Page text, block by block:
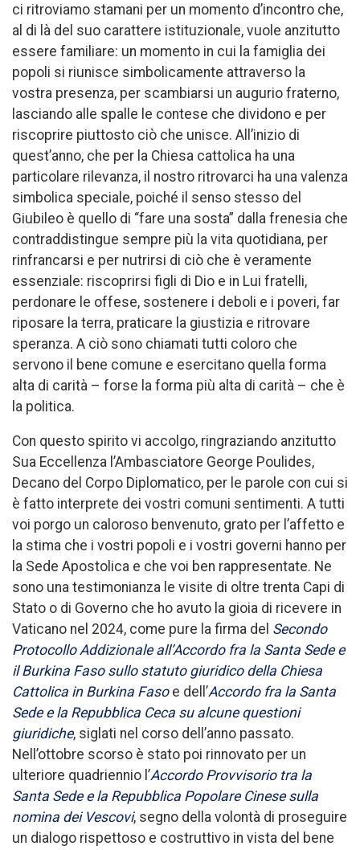
ci ritroviamo stamani per un momento d’incontro che,
al di là del suo carattere istituzionale, vuole anzitutto
essere familiare: un momento in cui la famiglia dei
popoli si riunisce simbolicamente attraverso la
vostra presenza, per scambiarsi un augurio fraterno,
lasciando alle spalle le contese che dividono e per
riscoprire piuttosto ciò che unisce. All’inizio di
quest’anno, che per la Chiesa cattolica ha una
particolare rilevanza, il nostro ritrovarci ha una valenza
simbolica speciale, poiché il senso stesso del
Giubileo è quello di “fare una sosta” dalla frenesia che
contraddistingue sempre più la vita quotidiana, per
rinfrancarsi e per nutrirsi di ciò che è veramente
essenziale: riscoprirsi figli di Dio e in Lui fratelli,
perdonare le offese, sostenere i deboli e i poveri, far
riposare la terra, praticare la giustizia e ritrovare
speranza. A ciò sono chiamati tutti coloro che
servono il bene comune e esercitano quella forma
alta di carità – forse la forma più alta di carità – che è
la politica.
Con questo spirito vi accolgo, ringraziando anzitutto
Sua Eccellenza l’Ambasciatore George Poulides,
Decano del Corpo Diplomatico, per le parole con cui si
è fatto interprete dei vostri comuni sentimenti. A tutti
voi porgo un caloroso benvenuto, grato per l’affetto e
la stima che i vostri popoli e i vostri governi hanno per
la Sede Apostolica e che voi ben rappresentate. Ne
sono una testimonianza le visite di oltre trenta Capi di
Stato o di Governo che ho avuto la gioia di ricevere in
Vaticano nel 2024, come pure la firma del Secondo
Protocollo Addizionale all’Accordo fra la Santa Sede e
il Burkina Faso sullo statuto giuridico della Chiesa
Cattolica in Burkina Fasoe dell’Accordo fra la Santa
Sede e la Repubblica Ceca su alcune questioni
giuridiche, siglati nel corso dell’anno passato.
Nell’ottobre scorso è stato poi rinnovato per un
ulteriore quadriennio l’Accordo Provvisorio tra la
Santa Sede e la Repubblica Popolare Cinese sulla
nomina dei Vescovi, segno della volontà di proseguire
un dialogo rispettoso e costruttivo in vista del bene